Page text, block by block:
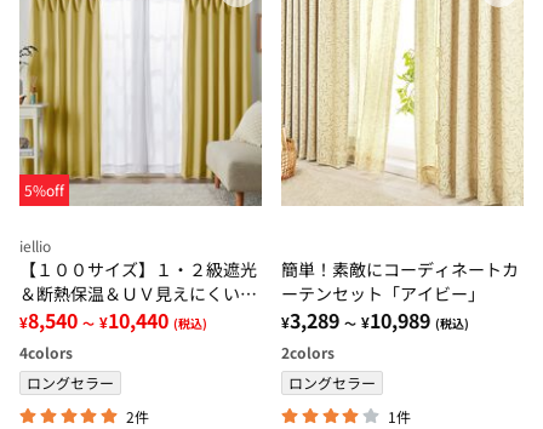
5%off
iellio
【１００サイズ】１・２級遮光
＆断熱保温＆ＵＶ見えにくいレ
ース付カーテンセット＜イージ
ーオーダー・無地・新生活・イ
エロー＞
¥8,540 ～ ¥10,440 (税込)
4colors
ロングセラー
2件
簡単！素敵にコーディネートカ
ーテンセット「アイビー」
¥3,289 ～ ¥10,989 (税込)
2colors
ロングセラー
1件